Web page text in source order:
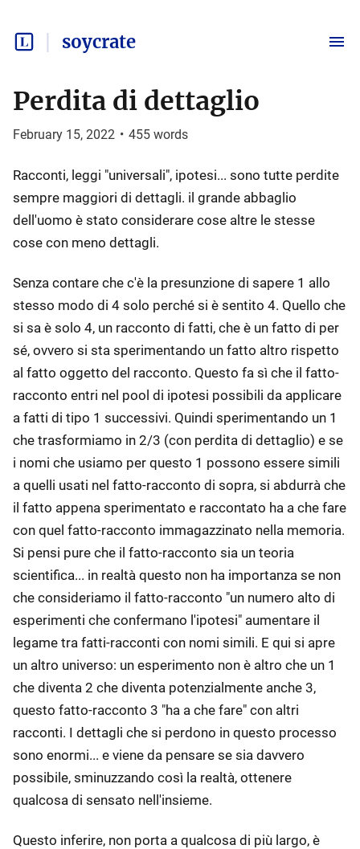
soycrate
Perdita di dettaglio
February 15, 2022 • 455 words
Racconti, leggi "universali", ipotesi... sono tutte perdite
sempre maggiori di dettagli. il grande abbaglio
dell'uomo è stato considerare cose altre le stesse
cose con meno dettagli.
Senza contare che c'è la presunzione di sapere 1 allo
stesso modo di 4 solo perché si è sentito 4. Quello che
si sa è solo 4, un racconto di fatti, che è un fatto di per
sé, ovvero si sta sperimentando un fatto altro rispetto
al fatto oggetto del racconto. Questo fa sì che il fatto-
racconto entri nel pool di ipotesi possibili da applicare
a fatti di tipo 1 successivi. Quindi sperimentando un 1
che trasformiamo in 2/3 (con perdita di dettaglio) e se
i nomi che usiamo per questo 1 possono essere simili
a quelli usati nel fatto-racconto di sopra, si abdurrà che
il fatto appena sperimentato e raccontato ha a che fare
con quel fatto-racconto immagazzinato nella memoria.
Si pensi pure che il fatto-racconto sia un teoria
scientifica... in realtà questo non ha importanza se non
che consideriamo il fatto-racconto "un numero alto di
esperimenti che confermano l'ipotesi" aumentare il
legame tra fatti-racconti con nomi simili. E qui si apre
un altro universo: un esperimento non è altro che un 1
che diventa 2 che diventa potenzialmente anche 3,
questo fatto-racconto 3 "ha a che fare" con altri
racconti. I dettagli che si perdono in questo processo
sono enormi... e viene da pensare se sia davvero
possibile, sminuzzando così la realtà, ottenere
qualcosa di sensato nell'insieme.
Questo inferire, non porta a qualcosa di più largo, è